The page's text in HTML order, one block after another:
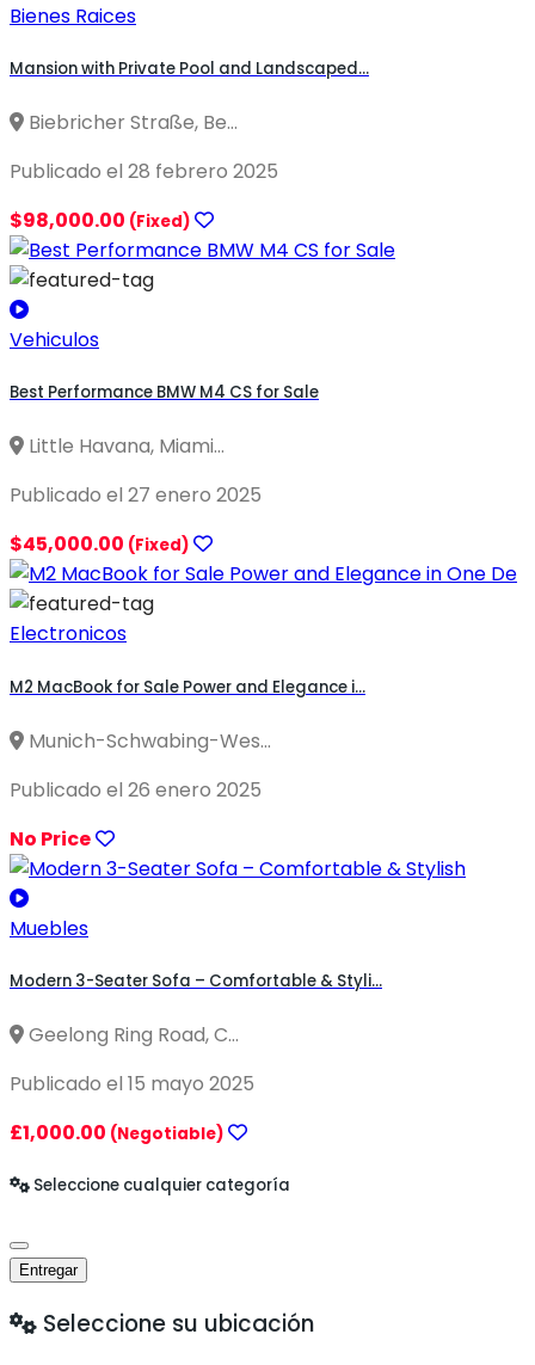
Bienes Raices
Mansion with Private Pool and Landscaped...
Biebricher Straße, Be...
Publicado el 28 febrero 2025
$98,000.00 (Fixed)
Vehiculos
Best Performance BMW M4 CS for Sale
Little Havana, Miami...
Publicado el 27 enero 2025
$45,000.00 (Fixed)
Electronicos
M2 MacBook for Sale Power and Elegance i...
Munich-Schwabing-Wes...
Publicado el 26 enero 2025
No Price
Muebles
Modern 3-Seater Sofa – Comfortable & Styli...
Geelong Ring Road, C...
Publicado el 15 mayo 2025
£1,000.00 (Negotiable)
Seleccione cualquier categoría
Entregar
Seleccione su ubicación